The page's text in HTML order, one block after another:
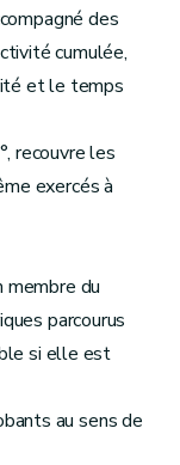
des
cumulée,
et le temps
recouvre les
exercés à
du
parcourus
si elle est
au sens de